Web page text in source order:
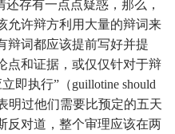
存有一点点疑惑，那么，
允许辩方利用大量的辩词来
辩词都应该提前写好并提
点和证据，或仅仅针对于辩
即执行”（guillotine should
明过他们需要比预定的五天
反对道，整个审理应该在两